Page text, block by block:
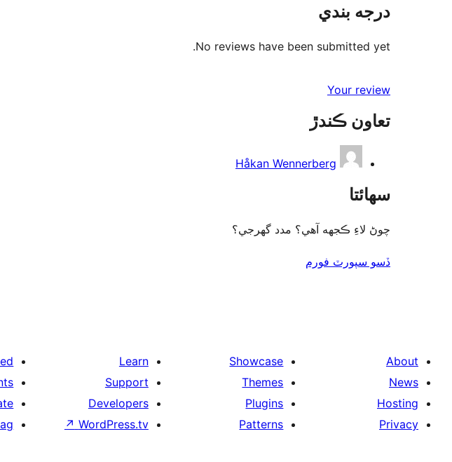
درجه بندي
No reviews have been submitted yet.
Your review
تعاون ڪندڙ
Håkan Wennerberg
سھائتا
چوڻ لاءِ ڪجهه آهي؟ مدد گهرجي؟
ڏسو سپورٽ فورم
About
News
Hosting
Privacy
Showcase
Themes
Plugins
Patterns
Learn
Support
Developers
WordPress.tv
↗